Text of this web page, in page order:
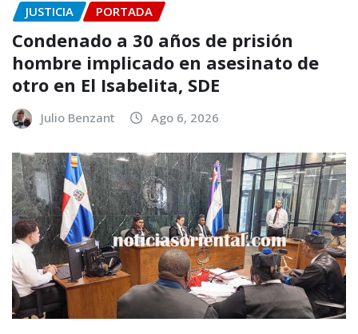
JUSTICIA PORTADA
Condenado a 30 años de prisión
hombre implicado en asesinato de
otro en El Isabelita, SDE
Julio Benzant Ago 6, 2026